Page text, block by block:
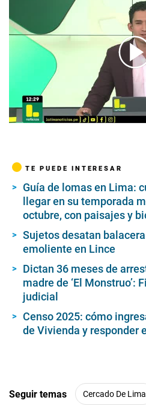
05:22
TE PUEDE INTERESAR
Guía de lomas en Lima:
llegar en su temporada
octubre, con paisajes y
Sujetos desatan
emoliente en Lince
Dictan 36 meses de
madre de ‘El Monstruo’:
judicial
Censo 2025: cómo
de Vivienda y responder
Seguir temas Cercado De Lima